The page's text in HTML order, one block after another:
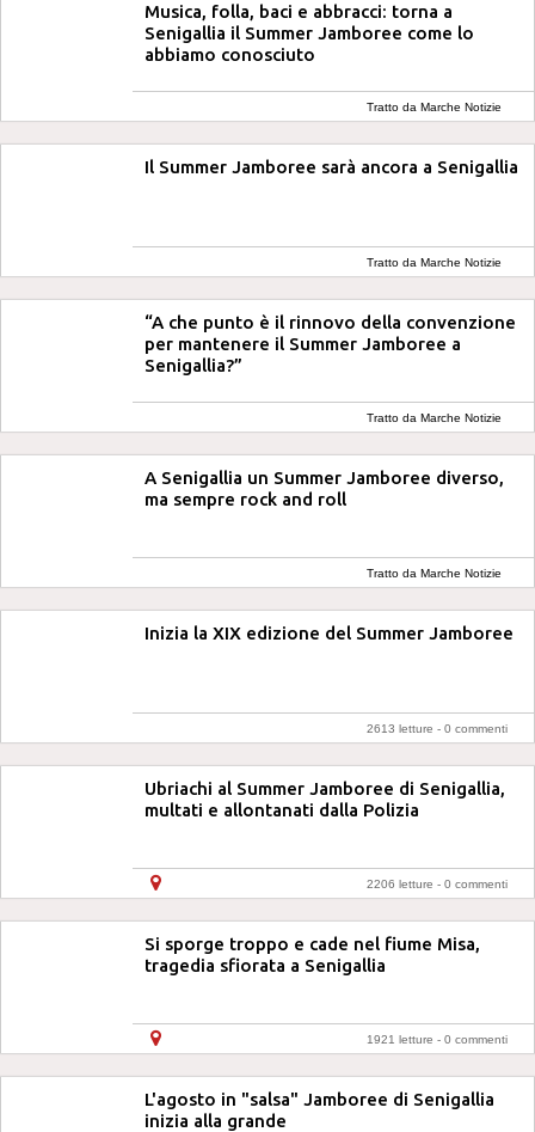
Musica, folla, baci e abbracci: torna a
Senigallia il Summer Jamboree come lo
abbiamo conosciuto
Tratto da Marche Notizie
Il Summer Jamboree sarà ancora a Senigallia
Tratto da Marche Notizie
“A che punto è il rinnovo della convenzione
per mantenere il Summer Jamboree a
Senigallia?”
Tratto da Marche Notizie
A Senigallia un Summer Jamboree diverso,
ma sempre rock and roll
Tratto da Marche Notizie
Inizia la XIX edizione del Summer Jamboree
2613 letture - 0 commenti
Ubriachi al Summer Jamboree di Senigallia,
multati e allontanati dalla Polizia
2206 letture - 0 commenti
Si sporge troppo e cade nel fiume Misa,
tragedia sfiorata a Senigallia
1921 letture - 0 commenti
L'agosto in "salsa" Jamboree di Senigallia
inizia alla grande